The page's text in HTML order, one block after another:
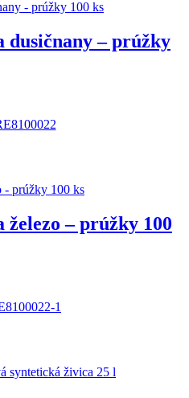
dusičnany – prúžky
– prúžky 100
1